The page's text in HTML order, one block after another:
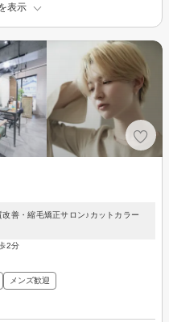
表示
善・縮毛矯正サロン♪カットカラー
2分
メンズ歓迎